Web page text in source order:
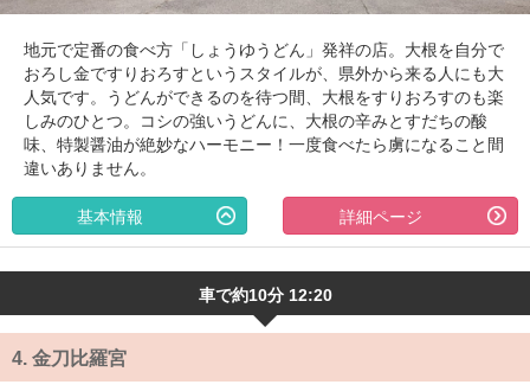
地元で定番の食べ方「しょうゆうどん」発祥の店。大根を自分で
おろし金ですりおろすというスタイルが、県外から来る人にも大
人気です。うどんができるのを待つ間、大根をすりおろすのも楽
しみのひとつ。コシの強いうどんに、大根の辛みとすだちの酸
味、特製醤油が絶妙なハーモニー！一度食べたら虜になること間
違いありません。
詳細ページ
基本情報
車で約10分 12:20
4. 金刀比羅宮